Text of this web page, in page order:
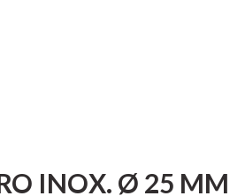
INOX. Ø 25 MM